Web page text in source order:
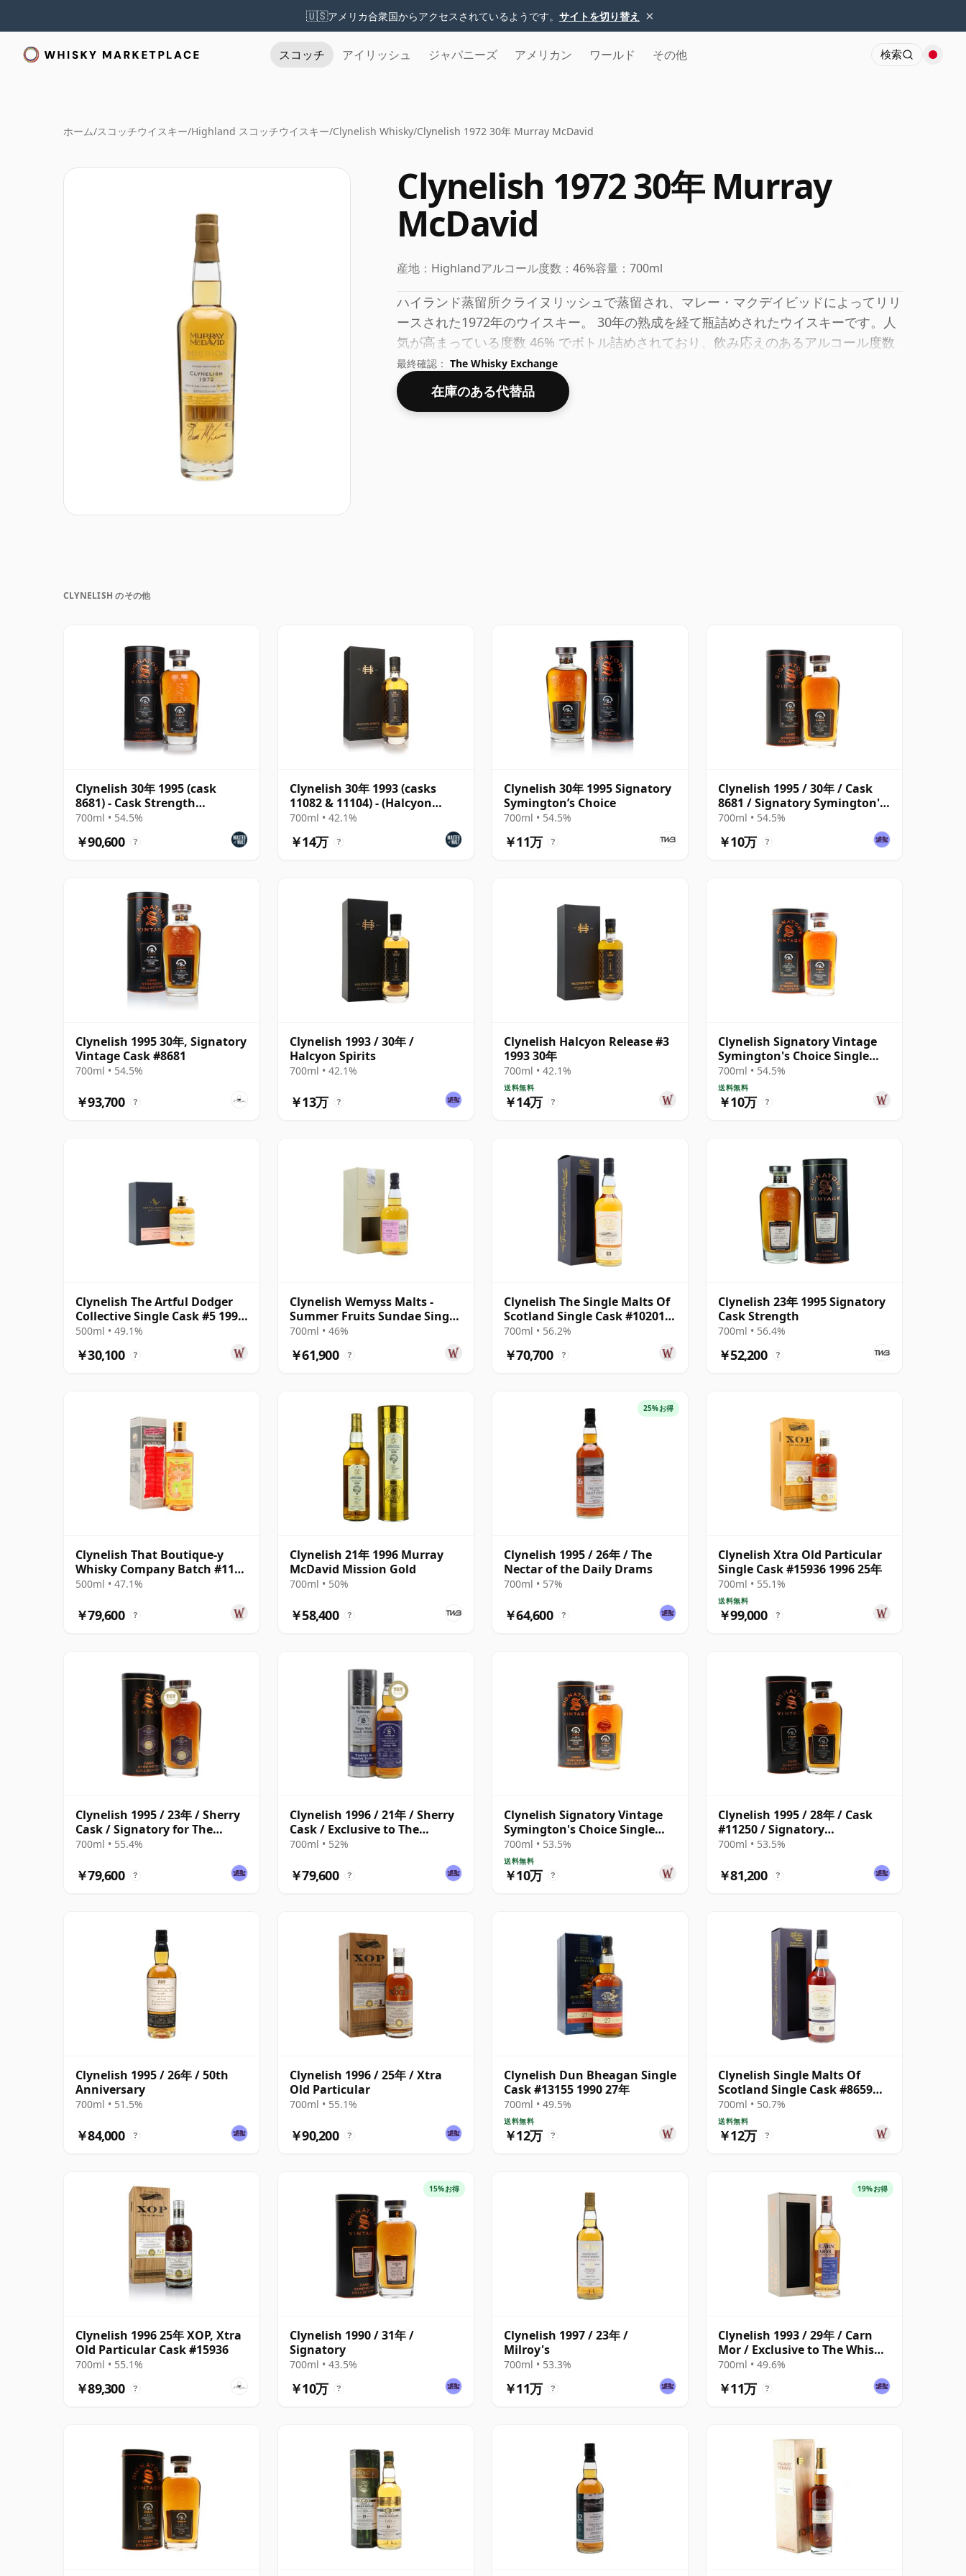
🇺🇸アメリカ合衆国からアクセスされているようです。 サイトを切り替え ×
スコッチ アイリッシュ ジャパニーズ アメリカン ワールド その他 検索
ホーム/スコッチウイスキー/Highland スコッチウイスキー/Clynelish Whisky/Clynelish 1972 30年 Murray McDavid
Clynelish 1972 30年 Murray
McDavid
産地： Highlandアルコール度数： 46%容量： 700ml
ハイランド蒸留所クライヌリッシュで蒸留され、マレー・マクデイビッドによってリリ
ースされた1972年のウイスキー。 30年の熟成を経て瓶詰めされたウイスキーです。人
気が高まっている度数 46% でボトル詰めされており、飲み応えのあるアルコール度数
です。
最終確認： The Whisky Exchange
在庫のある代替品
CLYNELISH のその他
Clynelish 30年 1995 (cask
8681) - Cask Strength
Collection
700ml • 54.5%
￥90,600 ?
Clynelish 30年 1993 (casks
11082 & 11104) - (Halcyon
Spirits)
700ml • 42.1%
￥14万 ?
Clynelish 30年 1995 Signatory
Symington’s Choice
700ml • 54.5%
￥11万 ?
Clynelish 1995 / 30年 / Cask
8681 / Signatory Symington's
Choice
700ml • 54.5%
￥10万 ?
Clynelish 1995 30年, Signatory
Vintage Cask #8681
700ml • 54.5%
￥93,700 ?
Clynelish 1993 / 30年 /
Halcyon Spirits
700ml • 42.1%
￥13万 ?
Clynelish Halcyon Release #3
1993 30年
700ml • 42.1%
送料無料
￥14万 ?
Clynelish Signatory Vintage
Symington's Choice Single
Cask # 30年
700ml • 54.5%
送料無料
￥10万 ?
Clynelish The Artful Dodger
Collective Single Cask #5 1996
25年
500ml • 49.1%
￥30,100 ?
Clynelish Wemyss Malts -
Summer Fruits Sundae Single
Cask 1995 24年
700ml • 46%
￥61,900 ?
Clynelish The Single Malts Of
Scotland Single Cask #10201
1995 23年
700ml • 56.2%
￥70,700 ?
Clynelish 23年 1995 Signatory
Cask Strength
700ml • 56.4%
￥52,200 ?
Clynelish That Boutique-y
Whisky Company Batch #11
Single Ma 25年
500ml • 47.1%
￥79,600 ?
Clynelish 21年 1996 Murray
McDavid Mission Gold
700ml • 50%
￥58,400 ?
25%お得
Clynelish 1995 / 26年 / The
Nectar of the Daily Drams
700ml • 57%
￥64,600 ?
Clynelish Xtra Old Particular
Single Cask #15936 1996 25年
700ml • 55.1%
送料無料
￥99,000 ?
Clynelish 1995 / 23年 / Sherry
Cask / Signatory for The
Whisky Exchange
700ml • 55.4%
￥79,600 ?
Clynelish 1996 / 21年 / Sherry
Cask / Exclusive to The
Whisky Exchange
700ml • 52%
￥79,600 ?
Clynelish Signatory Vintage
Symington's Choice Single
Cask # 1995 28年
700ml • 53.5%
送料無料
￥10万 ?
Clynelish 1995 / 28年 / Cask
#11250 / Signatory
Symington’s Choice
700ml • 53.5%
￥81,200 ?
Clynelish 1995 / 26年 / 50th
Anniversary
700ml • 51.5%
￥84,000 ?
Clynelish 1996 / 25年 / Xtra
Old Particular
700ml • 55.1%
￥90,200 ?
Clynelish Dun Bheagan Single
Cask #13155 1990 27年
700ml • 49.5%
送料無料
￥12万 ?
Clynelish Single Malts Of
Scotland Single Cask #8659
1995 26年
700ml • 50.7%
送料無料
￥12万 ?
Clynelish 1996 25年 XOP, Xtra
Old Particular Cask #15936
700ml • 55.1%
￥89,300 ?
15%お得
Clynelish 1990 / 31年 /
Signatory
700ml • 43.5%
￥10万 ?
Clynelish 1997 / 23年 /
Milroy's
700ml • 53.3%
￥11万 ?
19%お得
Clynelish 1993 / 29年 / Carn
Mor / Exclusive to The Whisky
Exchange
700ml • 49.6%
￥11万 ?